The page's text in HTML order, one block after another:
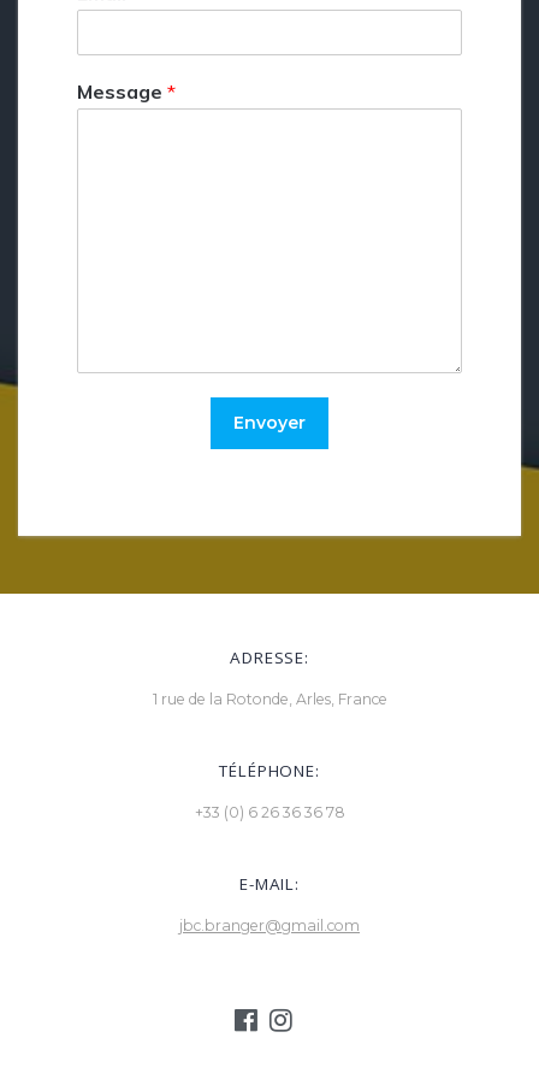
Message *
Envoyer
ADRESSE:
1 rue de la Rotonde, Arles, France
TÉLÉPHONE:
+33 (0) 6 26 36 36 78
E-MAIL:
jbc.branger@gmail.com